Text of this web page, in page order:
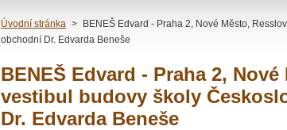
Úvodní stránka >
BENEŠ Edvard - Praha 2, Nové Město,
obchodní Dr. Edvarda Beneše
BENEŠ Edvard - Praha 2,
vestibul budovy školy
Dr. Edvarda Beneše